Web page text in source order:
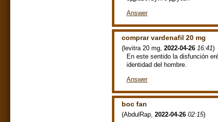
Answer
comprar vardenafil 20 mg
(levitra 20 mg 2022-04-26 16:41)
En este sentido la disfunción
identidad del hombre.
Answer
boc fan
(AbdulRap 2022-04-26 02:15)